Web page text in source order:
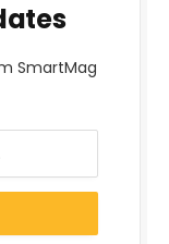
SmartMag